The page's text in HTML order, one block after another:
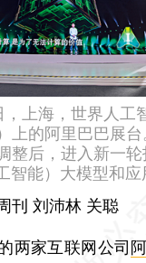
上海，世界人工
上的阿里巴巴展
整后，进入新一
智能）大模型和应
刊 刘沛林 关聪
家互联网公司